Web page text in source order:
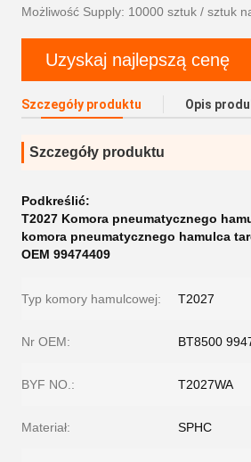
Możliwość Supply: 10000 sztuk / sztuk
Uzyskaj najlepszą cenę
Szczegóły produktu Opis
Szczegóły produktu
Podkreślić:
T2027 Komora pneumatycznego
komora pneumatycznego hamulca
OEM 99474409
Typ komory hamulcowej: T2027
Nr OEM: BT8500
BYF NO.: T2027WA
Materiał: SPHC